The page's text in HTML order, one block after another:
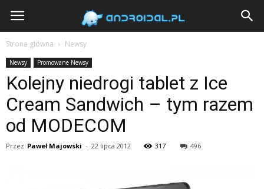
Androidal
Strona główna Newsy
Newsy Promowane Newsy
Kolejny niedrogi tablet z Ice
Cream Sandwich – tym razem
od MODECOM
Przez Paweł Majowski - 22 lipca 2012 317 496